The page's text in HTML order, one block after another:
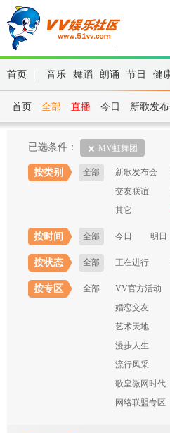
首页 音乐 舞蹈 朗诵 节日 健
首页 全部 直播 今日 新歌发
已选条件： MV虹舞团
按类别 全部 新歌发布会
交友联谊
其它
按时间 全部 今日 明日
按状态 全部 正在进行
按专区 全部 VV官方活动
婚恋交友
艺术天地
漫步人生
流行风采
歌皇微网时代
网络联盟专区